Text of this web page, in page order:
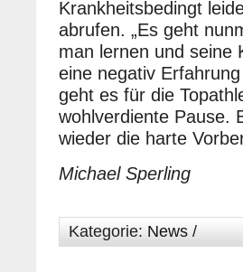
Krankheitsbedingt
abrufen. „Es geht
man lernen und seine
eine negativ
geht es für die
wohlverdiente Pause.
wieder die harte
Michael Sperling
Kategorie: News /